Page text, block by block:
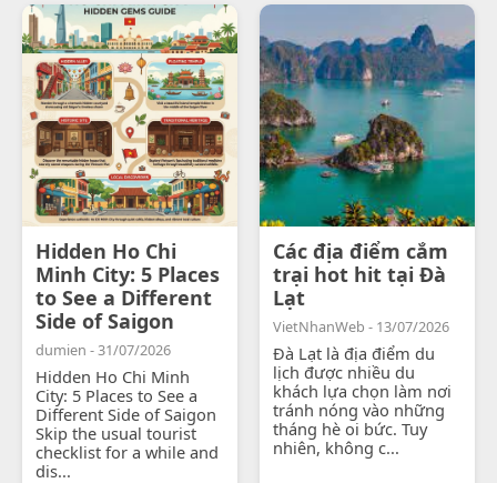
Hidden Ho Chi
Minh City: 5 Places
to See a Different
Side of Saigon
dumien - 31/07/2026
Hidden Ho Chi Minh
City: 5 Places to See a
Different Side of Saigon
Skip the usual tourist
checklist for a while and
dis...
Các địa điểm cắm
trại hot hit tại Đà
Lạt
VietNhanWeb - 13/07/2026
Đà Lạt là địa điểm du
lịch được nhiều du
khách lựa chọn làm nơi
tránh nóng vào những
tháng hè oi bức. Tuy
nhiên, không c...